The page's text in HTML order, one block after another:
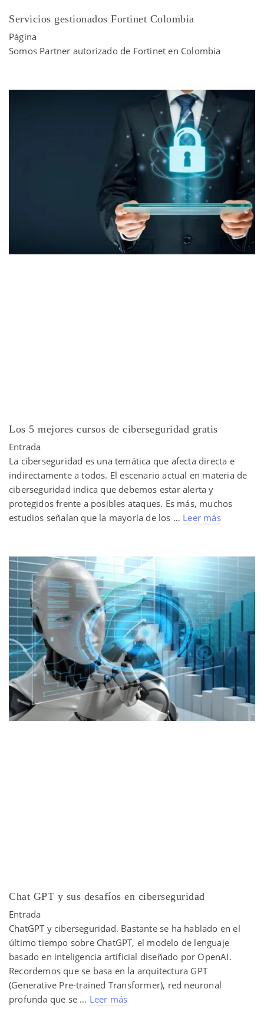
Servicios gestionados Fortinet Colombia
Página
Somos Partner autorizado de Fortinet en Colombia
Los 5 mejores cursos de ciberseguridad gratis
Entrada
La ciberseguridad es una temática que afecta directa e
indirectamente a todos. El escenario actual en materia de
ciberseguridad indica que debemos estar alerta y
protegidos frente a posibles ataques. Es más, muchos
estudios señalan que la mayoría de los … Leer más
Chat GPT y sus desafíos en ciberseguridad
Entrada
ChatGPT y ciberseguridad. Bastante se ha hablado en el
último tiempo sobre ChatGPT, el modelo de lenguaje
basado en inteligencia artificial diseñado por OpenAI.
Recordemos que se basa en la arquitectura GPT
(Generative Pre-trained Transformer), red neuronal
profunda que se … Leer más